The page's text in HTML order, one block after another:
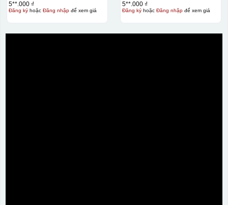
5**.000 ₫
Đăng kýhoặc Đăng nhậpđể xem giá
5**.000 ₫
Đăng kýhoặc Đăng nhậpđể xem giá